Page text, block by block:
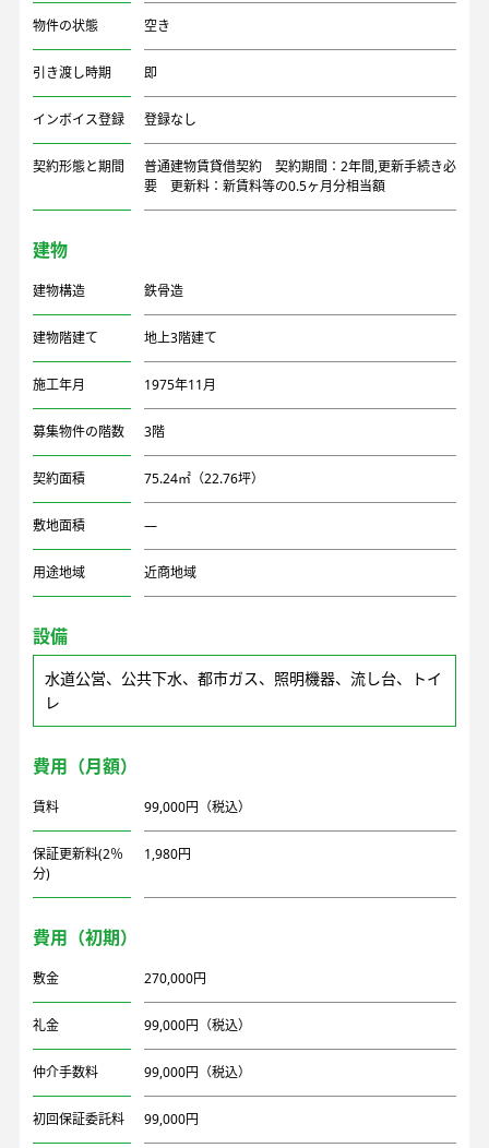
物件の状態 空き
引き渡し時期 即
インボイス登録 登録なし
契約形態と期間
普通建物賃貸借契約 契約期間：2年間,更新手続き必
要 更新料：新賃料等の0.5ヶ月分相当額
建物
建物構造 鉄骨造
建物階建て 地上3階建て
施工年月 1975年11月
募集物件の階数 3階
契約面積 75.24㎡（22.76坪）
敷地面積 ―
用途地域 近商地域
設備
水道公営、公共下水、都市ガス、照明機器、流し台、トイ
レ
費用（月額）
賃料 99,000円（税込）
保証更新料(2％
分)
1,980円
費用（初期）
敷金 270,000円
礼金 99,000円（税込）
仲介手数料 99,000円（税込）
初回保証委託料 99,000円